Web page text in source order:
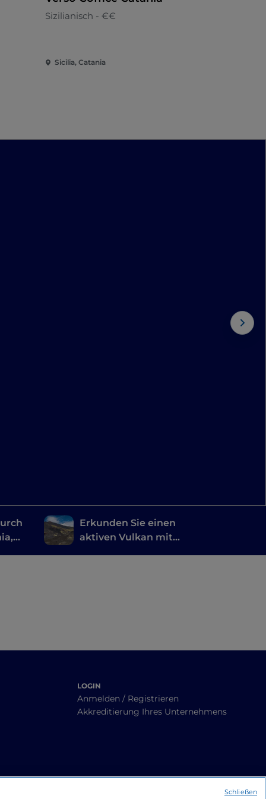
Sizilianisch - €€
Sicilia, Catania
Erkunden Sie einen
aktiven Vulkan mit
LOGIN
Anmelden / Registrieren
Akkreditierung Ihres Unternehmens
Schließen